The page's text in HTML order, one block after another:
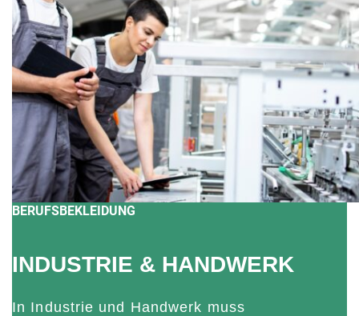
BERUFSBEKLEIDUNG
INDUSTRIE & HANDWERK
In Industrie und Handwerk muss